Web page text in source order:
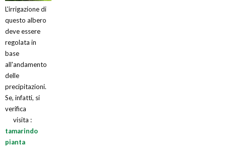
L'irrigazione di
questo albero
deve essere
regolata in
base
all'andamento
delle
precipitazioni.
Se, infatti, si
verifica
visita :
tamarindo
pianta